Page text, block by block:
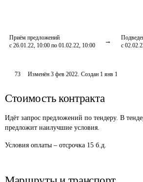
Приём предложений
с 26.01.22, 10:00 по 01.02.22, 10:00
с
73 Изменён3 фев 2022. Создан 1 янв 1
Стоимость контракта
Идёт запрос предложений по тендеру. В
предложит наилучшие условия.
Условия оплаты – отсрочка 15 б.д.